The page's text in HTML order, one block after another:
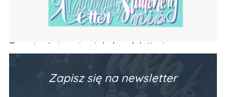
Zeszyt z ćwiczeniami do brush letteringu
PODSTAWY (alfabet, codzienne frazy)
Zapisz się na newsletter